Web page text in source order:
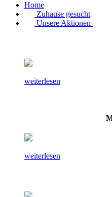
Home
Zuhause gesucht
Unsere Aktionen
weiterlesen
weiterlesen